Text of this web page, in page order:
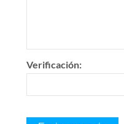
Verificación: